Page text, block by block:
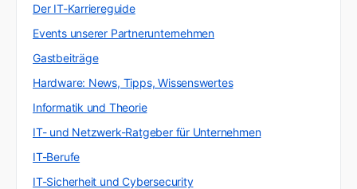
Der IT-Karriereguide
Events unserer Partnerunternehmen
Gastbeiträge
Hardware: News, Tipps, Wissenswertes
Informatik und Theorie
IT- und Netzwerk-Ratgeber für Unternehmen
IT-Berufe
IT-Sicherheit und Cybersecurity